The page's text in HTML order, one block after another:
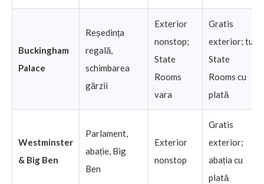
Buckingham
Palace
Reședința
regală,
schimbarea
gărzii
Exterior
nonstop;
State
Rooms
vara
Gratis
exterior; tur
State
Rooms cu
plată
Westminster
& Big Ben
Parlament,
abație, Big
Ben
Exterior
nonstop
Gratis
exterior;
abația cu
plată